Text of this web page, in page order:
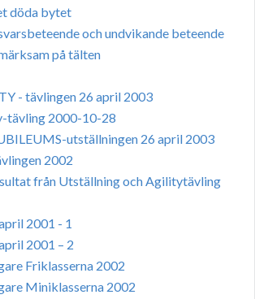
döda bytet
och undvikande beteende
på tälten
- tävlingen 26 april 2003
tävling 2000-10-28
utställningen 26 april 2003
2002
från Utställning och Agilitytävling
2001 - 1
2001 – 2
Friklasserna 2002
Miniklasserna 2002